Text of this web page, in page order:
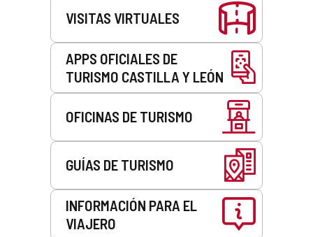
VISITAS VIRTUALES
APPS OFICIALES DE
TURISMO CASTILLA Y LEÓN
OFICINAS DE TURISMO
GUÍAS DE TURISMO
INFORMACIÓN PARA EL
VIAJERO